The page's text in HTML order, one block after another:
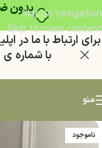
بدونSkip to navigation
Skip to main content
براي ارتباط با ما در
با شماره ي
منو
ناموجود